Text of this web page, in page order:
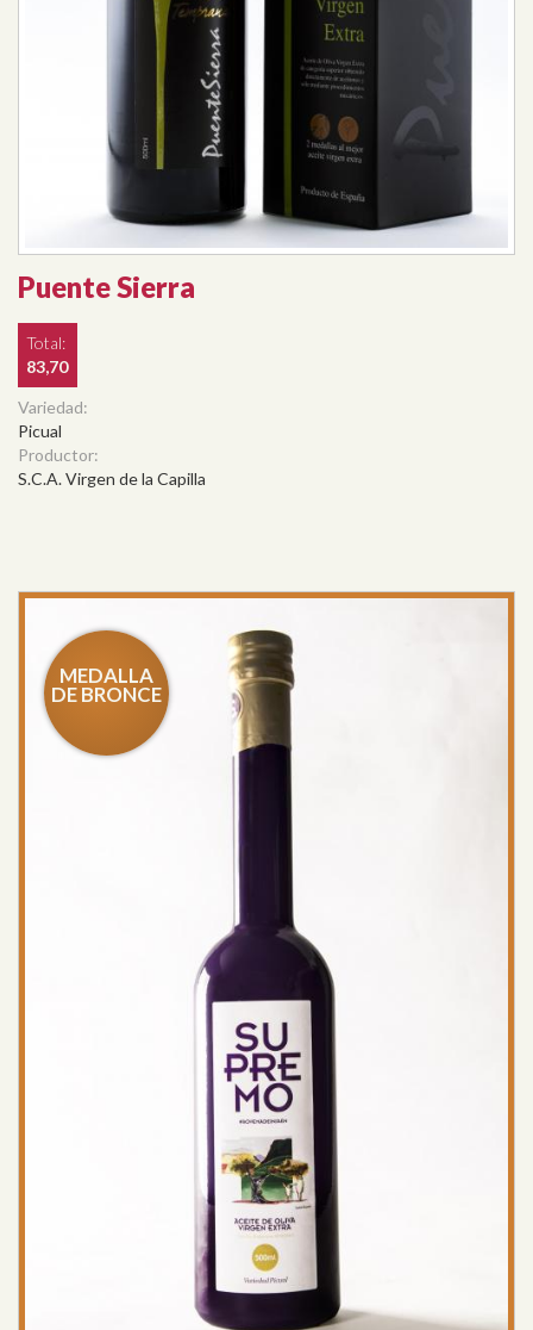
Puente Sierra
Total:
83,70
Variedad:
Picual
Productor:
S.C.A. Virgen de la Capilla